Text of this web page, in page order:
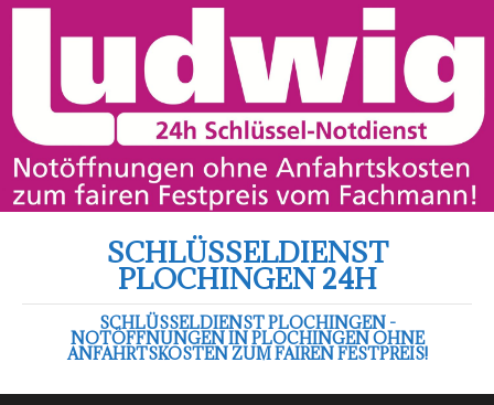
SCHLÜSSELDIENST
PLOCHINGEN 24H
SCHLÜSSELDIENST PLOCHINGEN -
NOTÖFFNUNGEN IN PLOCHINGEN OHNE
ANFAHRTSKOSTEN ZUM FAIREN FESTPREIS!